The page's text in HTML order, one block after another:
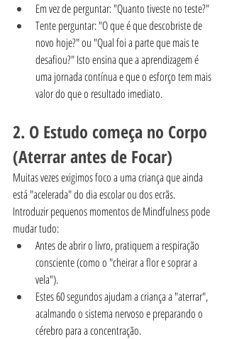
Em vez de perguntar: "Quanto tiveste no teste?"
Tente perguntar: "O que é que descobriste de
novo hoje?" ou "Qual foi a parte que mais te
desafiou?" Isto ensina que a aprendizagem é
uma jornada contínua e que o esforço tem mais
valor do que o resultado imediato.
2. O Estudo começa no Corpo
(Aterrar antes de Focar)
Muitas vezes exigimos foco a uma criança que ainda
está "acelerada" do dia escolar ou dos ecrãs.
Introduzir pequenos momentos de Mindfulness pode
mudar tudo:
Antes de abrir o livro, pratiquem a respiração
consciente (como o "cheirar a flor e soprar a
vela").
Estes 60 segundos ajudam a criança a "aterrar",
acalmando o sistema nervoso e preparando o
cérebro para a concentração.